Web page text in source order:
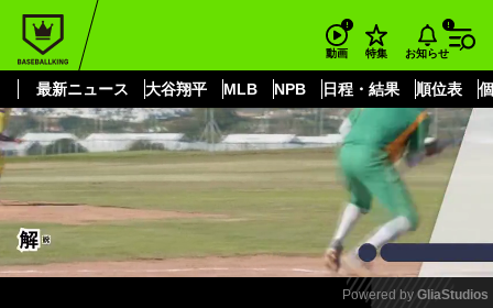
動画 特集 お知らせ
最新ニュース 大谷翔平 MLB NPB 日程・結果 順位表
もっと見る
Powered by GliaStudios